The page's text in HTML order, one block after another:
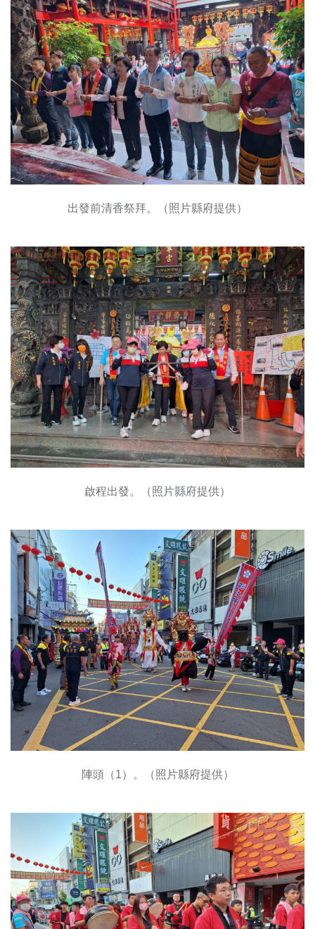
出發前清香祭拜。（照片縣府提供）
啟程出發。（照片縣府提供）
陣頭（1）。（照片縣府提供）